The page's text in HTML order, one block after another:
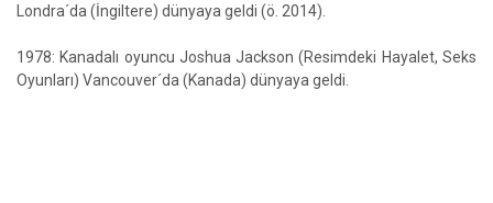
Londra´da (İngiltere) dünyaya geldi (ö. 2014).
1978: Kanadalı oyuncu Joshua Jackson (Resimdeki Hayalet, Seks
Oyunları) Vancouver´da (Kanada) dünyaya geldi.